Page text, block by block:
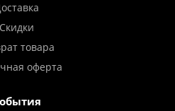
Скидки
товара
оферта